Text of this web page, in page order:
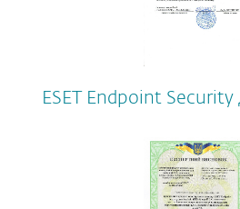
ESET Endpoint Security